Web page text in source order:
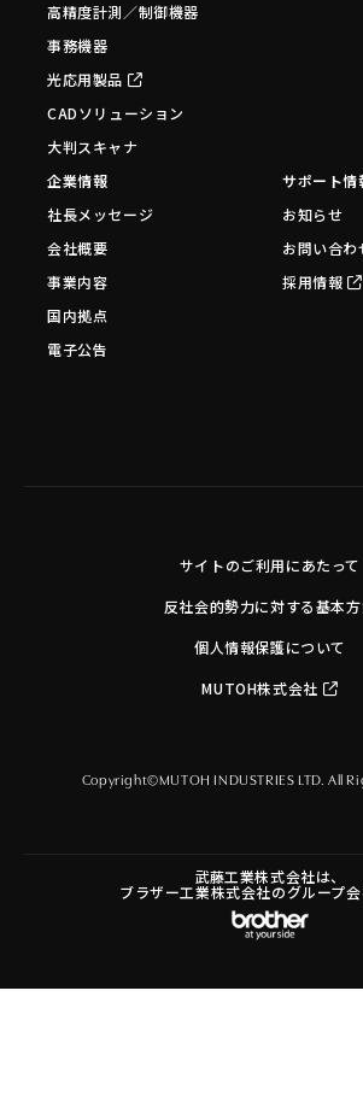
高精度計測／制御機器
事務機器
光応用製品
CADソリューション
大判スキャナ
企業情報
社長メッセージ
会社概要
事業内容
国内拠点
電子公告
サポート情
お知らせ
お問い合わ
採用情報
サイトのご利用にあたって
反社会的勢力に対する基本
個人情報保護について
MUTOH株式会社
Copyright©MUTOH INDUSTRIES LTD. All
武藤工業株式会社は、
ブラザー工業株式会社のグループ会